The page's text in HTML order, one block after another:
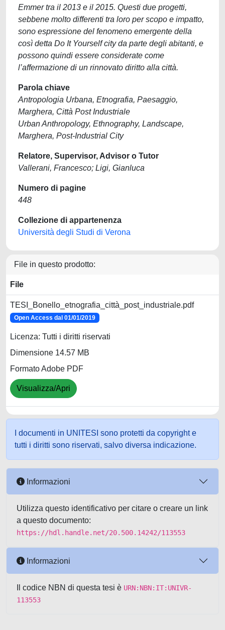
Emmer tra il 2013 e il 2015. Questi due progetti,
sebbene molto differenti tra loro per scopo e impatto,
sono espressione del fenomeno emergente della
così detta Do It Yourself city da parte degli abitanti, e
possono quindi essere considerate come
l’affermazione di un rinnovato diritto alla città.
Parola chiave
Antropologia Urbana, Etnografia, Paesaggio,
Marghera, Città Post Industriale
Urban Anthropology, Ethnography, Landscape,
Marghera, Post-Industrial City
Relatore, Supervisor, Advisor o Tutor
Vallerani, Francesco; Ligi, Gianluca
Numero di pagine
448
Collezione di appartenenza
Università degli Studi di Verona
File in questo prodotto:
File
TESI_Bonello_etnografia_città_post_industriale.pdf
Open Access dal 01/01/2019
Licenza: Tutti i diritti riservati
Dimensione 14.57 MB
Formato Adobe PDF
Visualizza/Apri
I documenti in UNITESI sono protetti da copyright e
tutti i diritti sono riservati, salvo diversa indicazione.
Informazioni
Utilizza questo identificativo per citare o creare un link
a questo documento:
https://hdl.handle.net/20.500.14242/113553
Informazioni
Il codice NBN di questa tesi è URN:NBN:IT:UNIVR-
113553